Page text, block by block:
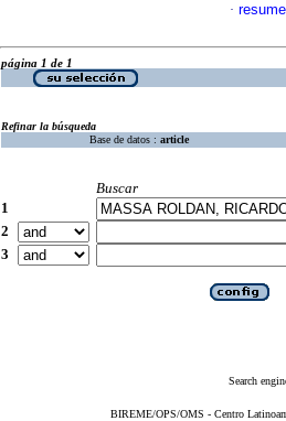
·
página 1 de 1
Refinar la búsqueda
Base de datos : article
Buscar
1
2
3
Search
BIREME/OPS/OMS - Centro